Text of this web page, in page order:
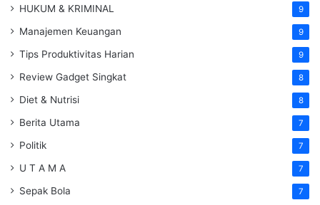
HUKUM & KRIMINAL 9
Manajemen Keuangan 9
Tips Produktivitas Harian 9
Review Gadget Singkat 8
Diet & Nutrisi 8
Berita Utama 7
Politik 7
U T A M A 7
Sepak Bola 7